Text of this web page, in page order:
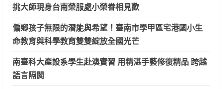
挑大師現身台南榮服處小榮眷相見歡
偏鄉孩子無限的潛能與希望！臺南市學甲區宅港國小生
命教育與科學教育雙雙綻放全國光芒
南臺科大產設系學生赴澳實習 用精湛手藝修復精品 跨越
語言隔閡